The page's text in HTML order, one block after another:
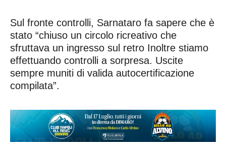
Sul fronte controlli, Sarnataro fa sapere che è
stato “chiuso un circolo ricreativo che
sfruttava un ingresso sul retro Inoltre stiamo
effettuando controlli a sorpresa. Uscite
sempre muniti di valida autocertificazione
compilata”.